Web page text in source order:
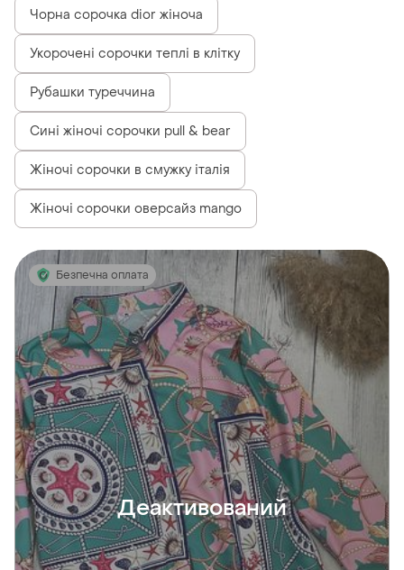
Чорна сорочка dior жіноча
Укорочені сорочки теплі в клітку
Рубашки туреччина
Сині жіночі сорочки pull & bear
Жіночі сорочки в смужку італія
Жіночі сорочки оверсайз mango
Безпечна оплата
Деактивований